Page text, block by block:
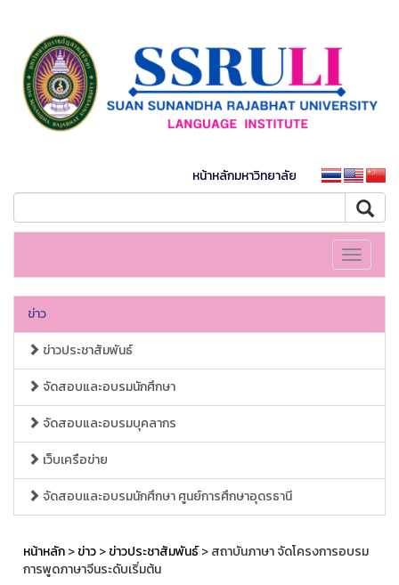
หน้าหลักมหาวิทยาลัย
Toggle
ข่าว
ข่าวประชาสัมพันธ์
จัดสอบและอบรมนักศึกษา
จัดสอบและอบรมบุคลากร
เว็บเครือข่าย
จัดสอบและอบรมนักศึกษา ศูนย์การศึกษาอุดรธานี
หน้าหลัก>ข่าว>ข่าวประชาสัมพันธ์> สถาบันภาษา จัดโครงการอบรม
การพูดภาษาจีนระดับเริ่มต้น